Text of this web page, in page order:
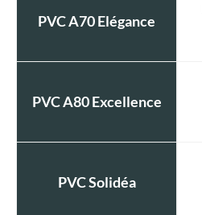
PVC A70 Elégance
PVC A80 Excellence
PVC Solidéa